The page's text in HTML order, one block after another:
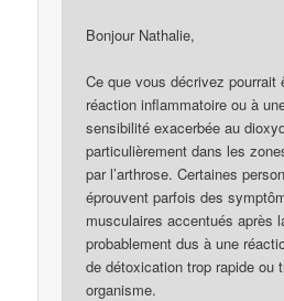
Bonjour Nathalie,
Ce que vous décrivez pourrait
réaction inflammatoire ou à
sensibilité exacerbée au
particulièrement dans les
par l’arthrose. Certaines
éprouvent parfois des
musculaires accentués après
probablement dus à une
de détoxication trop rapide ou
organisme.